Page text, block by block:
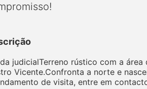
judicialTerreno rústico com a
Vicente.Confronta a norte e
de visita, entre em